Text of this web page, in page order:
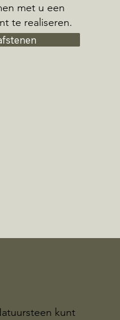
met u een
te realiseren.
kunt